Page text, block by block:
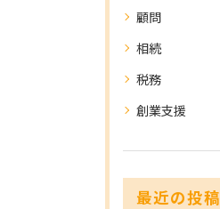
顧問
相続
税務
創業支援
最近の投稿